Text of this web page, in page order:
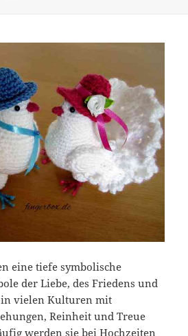
eine tiefe symbolische
der Liebe, des Friedens und
in vielen Kulturen mit
Reinheit und Treue
werden sie bei Hochzeiten